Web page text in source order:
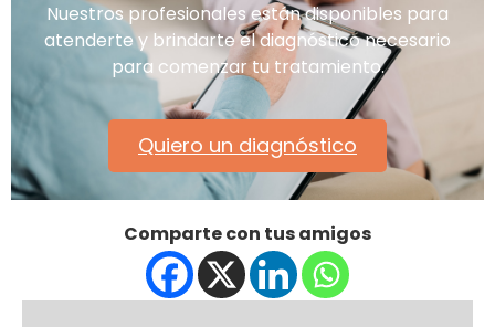
Nuestros profesionales están disponibles para
atenderte y brindarte el diagnóstico necesario
para comenzar tu tratamiento.
Quiero un diagnóstico
Comparte con tus amigos